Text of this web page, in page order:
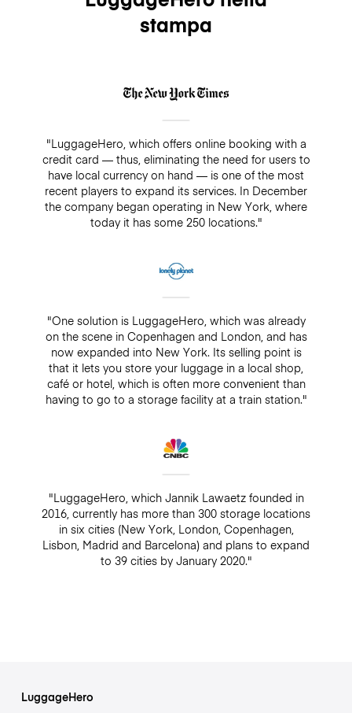
stampa
"LuggageHero, which offers online booking with a
credit card — thus, eliminating the need for users to
have local currency on hand — is one of the most
recent players to expand its services. In December
the company began operating in New York, where
today it has some 250 locations."
"One solution is LuggageHero, which was already
on the scene in Copenhagen and London, and has
now expanded into New York. Its selling point is
that it lets you store your luggage in a local shop,
café or hotel, which is often more convenient than
having to go to a storage facility at a train station."
"LuggageHero, which Jannik Lawaetz founded in
2016, currently has more than 300 storage locations
in six cities (New York, London, Copenhagen,
Lisbon, Madrid and Barcelona) and plans to expand
to 39 cities by January 2020."
LuggageHero